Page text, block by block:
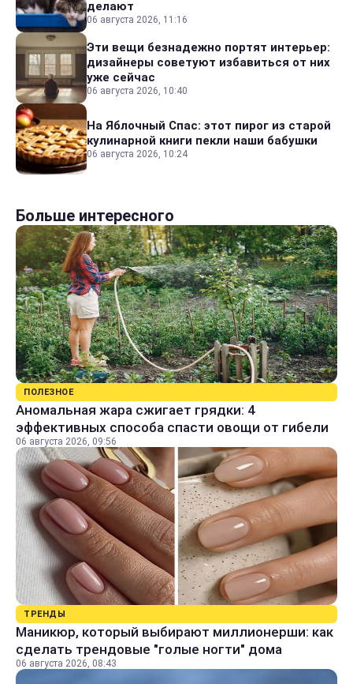
делают
06 августа 2026, 11:16
Эти вещи безнадежно портят интерьер:
дизайнеры советуют избавиться от них
уже сейчас
06 августа 2026, 10:40
На Яблочный Спас: этот пирог из старой
кулинарной книги пекли наши бабушки
06 августа 2026, 10:24
Больше интересного
ПОЛЕЗНОЕ
Аномальная жара сжигает грядки: 4
эффективных способа спасти овощи от гибели
06 августа 2026, 09:56
ТРЕНДЫ
Маникюр, который выбирают миллионерши: как
сделать трендовые "голые ногти" дома
06 августа 2026, 08:43